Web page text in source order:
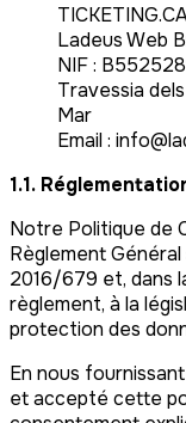
Ladeus Web
NIF :
Travessia
Mar
Email :
1.1.
Notre Politique de
Règlement
2016/679 et, dans
règlement, à la
protection des
En nous
et accepté cette